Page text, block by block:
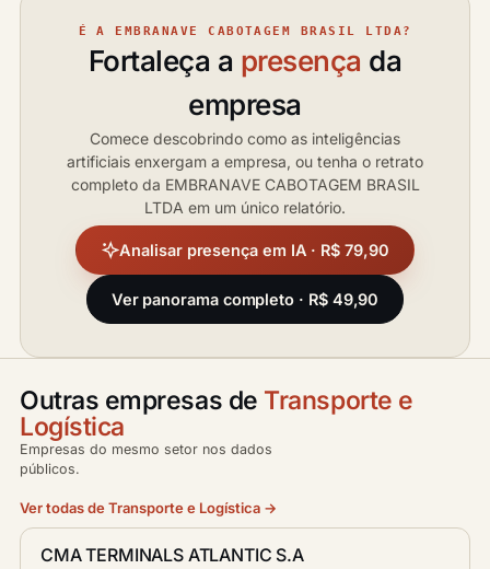
É A EMBRANAVE CABOTAGEM BRASIL LTDA?
Fortaleça a presença da
empresa
Comece descobrindo como as inteligências
artificiais enxergam a empresa, ou tenha o retrato
completo da EMBRANAVE CABOTAGEM BRASIL
LTDA em um único relatório.
Analisar presença em IA · R$ 79,90
Ver panorama completo · R$ 49,90
Outras empresas de Transporte e
Logística
Empresas do mesmo setor nos dados
públicos.
Ver todas de Transporte e Logística →
CMA TERMINALS ATLANTIC S.A